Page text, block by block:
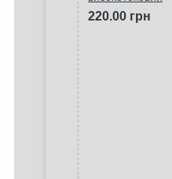
220.00 грн